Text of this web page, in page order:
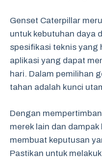
Genset Caterpillar
untuk kebutuhan daya
spesifikasi teknis yang
aplikasi yang dapat
hari. Dalam pemilihan
tahan adalah kunci
Dengan
merek lain dan
membuat keputusan
Pastikan untuk